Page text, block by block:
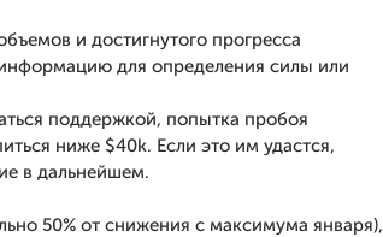
и достигнутого прогресса
для определения силы или
поддержкой, попытка пробоя
ниже $40k. Если это им удастся,
в дальнейшем.
50% от снижения с максимума января),